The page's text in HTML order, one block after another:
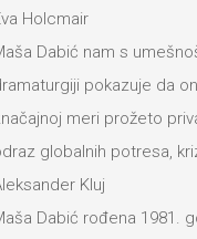
Holcmair
Dabić nam s
pokazuje da
meri prožeto
globalnih potresa,
Kluj
Dabić rođena 1981.